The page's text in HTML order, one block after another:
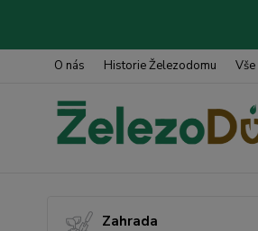
O nás Historie Železodomu Vše
Zahrada